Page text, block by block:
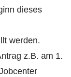
dieses
werden.
z.B. am 1.